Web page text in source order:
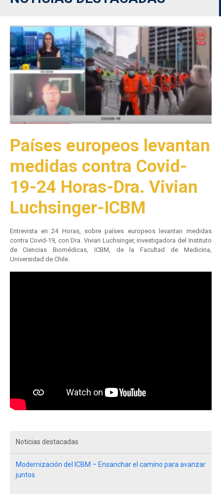
Países europeos levantan
medidas contra Covid-
19-24 Horas-Dra. Vivian
Luchsinger-ICBM
Entrevista en 24 Horas, sobre países europeos levantan medidas
contra Covid-19, con Dra. Vivian Luchsinger, investigadora del Instituto
de Ciencias Biomédicas, ICBM, de la Facultad de Medicina,
Universidad de Chile.
Noticias destacadas
Modernización del ICBM – Ensanchar el camino para avanzar
juntos